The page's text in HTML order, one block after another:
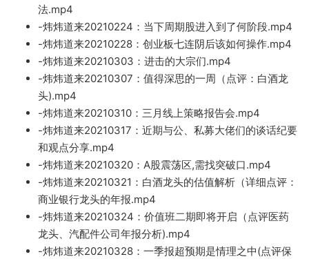
法.mp4
-炜炜道来20210224：当下周期股进入到了何阶段.mp4
-炜炜道来20210228：创业板七连阴后该如何操作.mp4
-炜炜道来20210303：进击的大宗们.mp4
-炜炜道来20210307：值得深思的一周（点评 ：白酒龙
头).mp4
-炜炜道来20210310：三月线上策略报告会.mp4
-炜炜道来20210317：近期与公、私募大佬们的谈话纪要
和观点分享.mp4
-炜炜道来20210320：A股震荡区,需找突破口.mp4
-炜炜道来20210321 ：白酒龙头的估值解析（详细点评：
商业银行龙头的年报.mp4
-炜炜道来20210324：价值班二期即将开启（点评医药
龙头、汽配件公司年报分析).mp4
-炜炜道来20210328：一季报超预期是情理之中(点评保